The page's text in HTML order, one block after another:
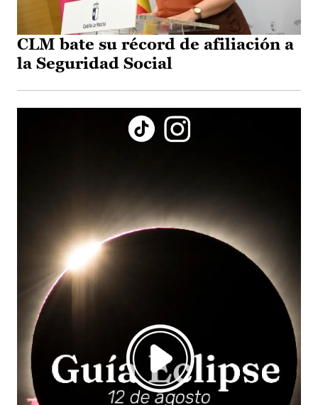
CLM bate su récord de afiliación a
la Seguridad Social